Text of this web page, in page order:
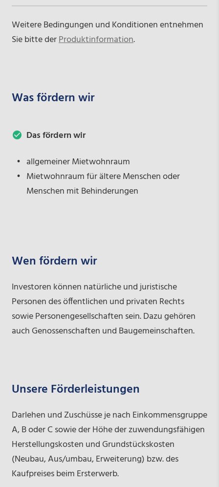
Weitere Bedingungen und Konditionen entnehmen
Sie bitte derProduktinformation.
Was fördern wir
Das fördern wir
allgemeiner Mietwohnraum
Mietwohnraum für ältere Menschen oder
Menschen mit Behinderungen
Wen fördern wir
Investoren können natürliche und juristische
Personen des öffentlichen und privaten Rechts
sowie Personengesellschaften sein. Dazu gehören
auch Genossenschaften und Baugemeinschaften.
Unsere Förderleistungen
Darlehen und Zuschüsse je nach Einkommensgruppe
A, B oder C sowie der Höhe der zuwendungsfähigen
Herstellungskosten und Grundstückskosten
(Neubau, Aus/umbau, Erweiterung) bzw. des
Kaufpreises beim Ersterwerb.